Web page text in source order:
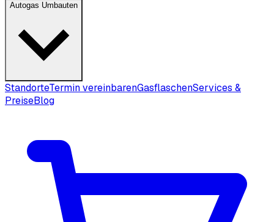
Autogas Umbauten
StandorteTermin vereinbarenGasflaschenServices &
PreiseBlog